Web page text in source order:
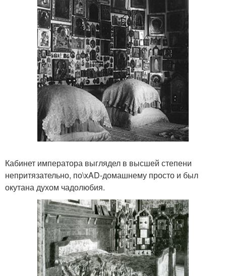
Кабинет императора выглядел в высшей степени
непритязательно, по\xAD-домашнему просто и был
окутана духом чадолюбия.